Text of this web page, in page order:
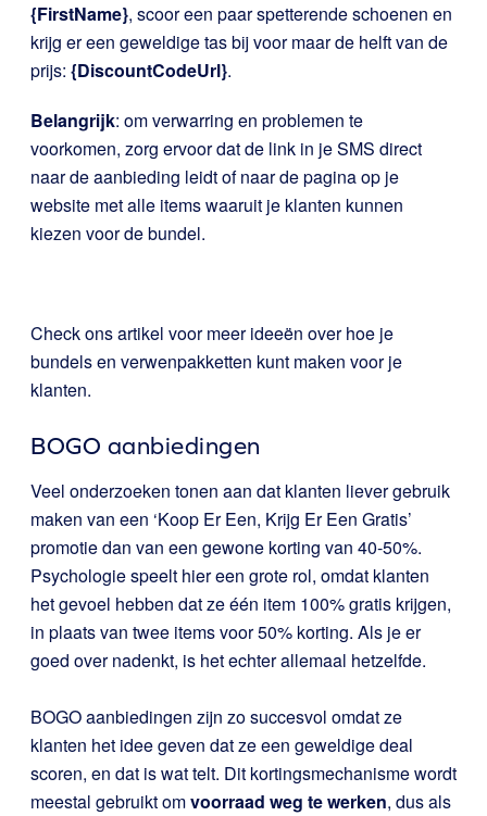
{FirstName}, scoor een paar spetterende schoenen en
krijg er een geweldige tas bij voor maar de helft van de
prijs: {DiscountCodeUrl}.
Belangrijk: om verwarring en problemen te
voorkomen, zorg ervoor dat de link in je SMS direct
naar de aanbieding leidt of naar de pagina op je
website met alle items waaruit je klanten kunnen
kiezen voor de bundel.
Check ons artikel voor meer ideeën overhoe je
bundels en verwenpakketten kunt maken voor je
klanten.
BOGO aanbiedingen
Veel onderzoeken tonen aan dat klanten liever gebruik
maken van een ‘Koop Er Een, Krijg Er Een Gratis’
promotie dan van een gewone korting van 40-50%.
Psychologie speelt hier een grote rol, omdat klanten
het gevoel hebben dat ze één item 100% gratis krijgen,
in plaats van twee items voor 50% korting. Als je er
goed over nadenkt, is het echter allemaal hetzelfde.
BOGO aanbiedingen zijn zo succesvol omdat ze
klanten het idee geven dat ze een geweldige deal
scoren, en dat is wat telt. Dit kortingsmechanisme wordt
meestal gebruikt omvoorraad weg te werken, dus als